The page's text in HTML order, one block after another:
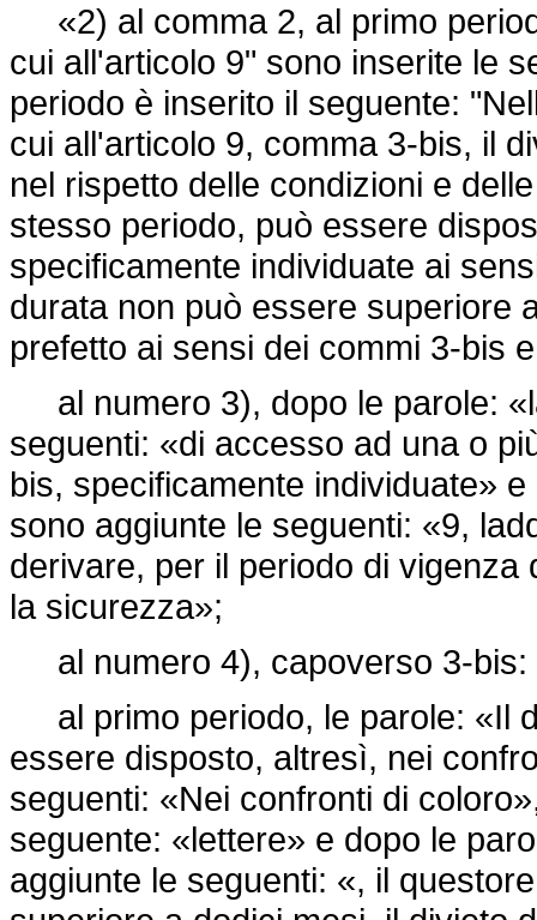
«2) al comma 2, al primo
cui all'articolo 9" sono inserite le
periodo è inserito il seguente:
cui all'articolo 9, comma 3-bis, il
nel rispetto delle condizioni e
stesso periodo, può essere
specificamente individuate ai
durata non può essere superiore
prefetto ai sensi dei commi 3-bis
al numero 3), dopo le parole:
seguenti: «di accesso ad una o
bis, specificamente individuate»
sono aggiunte le seguenti: «9,
derivare, per il periodo di
la sicurezza»;
al numero 4), capoverso 3-bis:
al primo periodo, le parole: «Il
essere disposto, altresì, nei
seguenti: «Nei confronti di
seguente: «lettere» e dopo le
aggiunte le seguenti: «, il